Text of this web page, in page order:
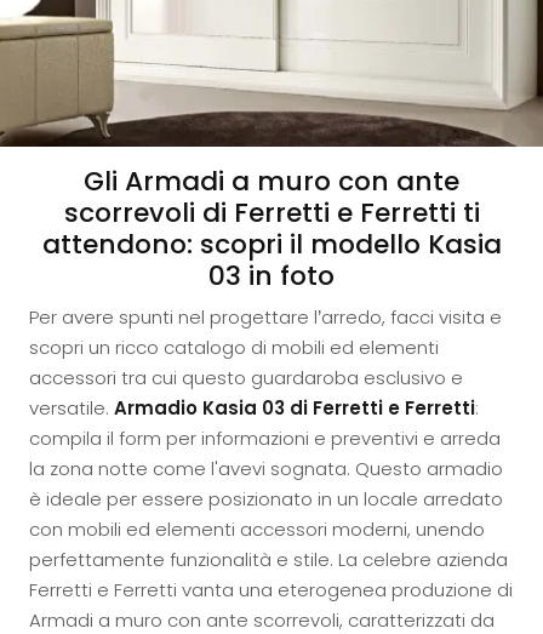
Gli Armadi a muro con ante
scorrevoli di Ferretti e Ferretti ti
attendono: scopri il modello Kasia
03 in foto
Per avere spunti nel progettare l’arredo, facci visita e
scopri un ricco catalogo di mobili ed elementi
accessori tra cui questo guardaroba esclusivo e
versatile. Armadio Kasia 03 di Ferretti e Ferretti:
compila il form per informazioni e preventivi e arreda
la zona notte come l'avevi sognata. Questo armadio
è ideale per essere posizionato in un locale arredato
con mobili ed elementi accessori moderni, unendo
perfettamente funzionalità e stile. La celebre azienda
Ferretti e Ferretti vanta una eterogenea produzione di
Armadi a muro con ante scorrevoli, caratterizzati da